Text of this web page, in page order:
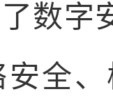
数字
全